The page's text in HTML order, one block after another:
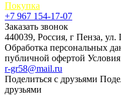
Покупка
+7 967 154-17-07
Заказать звонок
440039, Россия, г Пенза,
Обработка персональных
публичной офертой
r-gr58@mail.ru
Поделиться с друзьями
друзьями